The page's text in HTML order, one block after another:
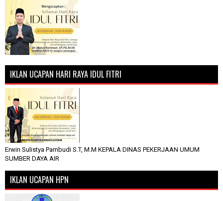
IKLAN UCAPAN HARI RAYA IDUL FITRI
Erwin Sulistya Pambudi S.T, M.M KEPALA DINAS PEKERJAAN UMUM
SUMBER DAYA AIR
IKLAN UCAPAN HPN